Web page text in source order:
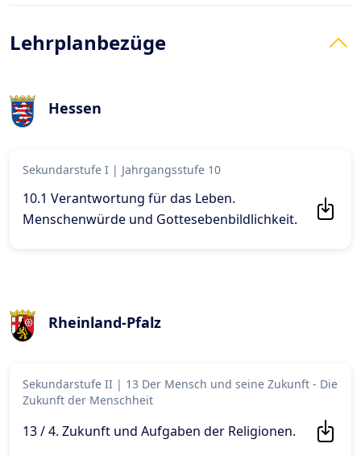
Lehrplanbezüge
Hessen
Sekundarstufe I | Jahrgangsstufe 10
10.1 Verantwortung für das Leben.
Menschenwürde und Gottesebenbildlichkeit.
Rheinland-Pfalz
Sekundarstufe II | 13 Der Mensch und seine Zukunft - Die
Zukunft der Menschheit
13 / 4. Zukunft und Aufgaben der Religionen.